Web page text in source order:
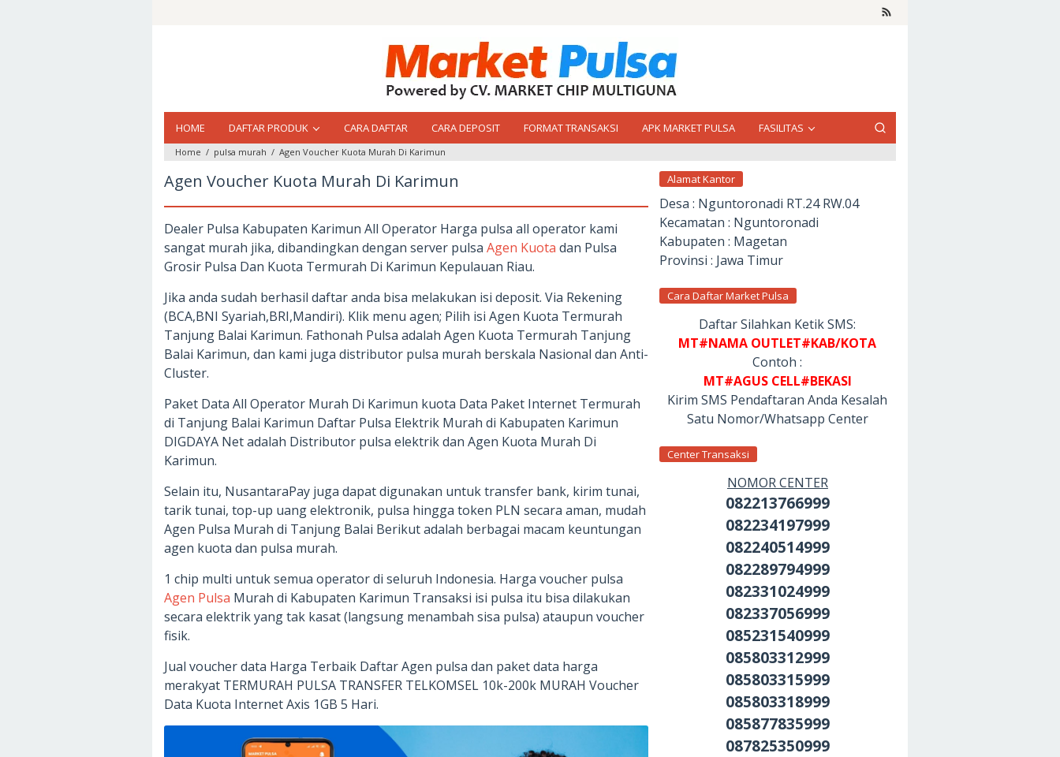
HOME DAFTAR PRODUK CARA DAFTAR CARA DEPOSIT FORMAT TRANSAKSI APK MARKET PULSA FASILITAS
Home / pulsa murah / Agen Voucher Kuota Murah Di Karimun
Agen Voucher Kuota Murah Di Karimun
Dealer Pulsa Kabupaten Karimun All Operator Harga pulsa all operator kami
sangat murah jika, dibandingkan dengan server pulsa Agen Kuota dan Pulsa
Grosir Pulsa Dan Kuota Termurah Di Karimun Kepulauan Riau.
Jika anda sudah berhasil daftar anda bisa melakukan isi deposit. Via Rekening
(BCA,BNI Syariah,BRI,Mandiri). Klik menu agen; Pilih isi Agen Kuota Termurah
Tanjung Balai Karimun. Fathonah Pulsa adalah Agen Kuota Termurah Tanjung
Balai Karimun, dan kami juga distributor pulsa murah berskala Nasional dan Anti-
Cluster.
Paket Data All Operator Murah Di Karimun kuota Data Paket Internet Termurah
di Tanjung Balai Karimun Daftar Pulsa Elektrik Murah di Kabupaten Karimun
DIGDAYA Net adalah Distributor pulsa elektrik dan Agen Kuota Murah Di
Karimun.
Selain itu, NusantaraPay juga dapat digunakan untuk transfer bank, kirim tunai,
tarik tunai, top-up uang elektronik, pulsa hingga token PLN secara aman, mudah
Agen Pulsa Murah di Tanjung Balai Berikut adalah berbagai macam keuntungan
agen kuota dan pulsa murah.
1 chip multi untuk semua operator di seluruh Indonesia. Harga voucher pulsa
Agen Pulsa Murah di Kabupaten Karimun Transaksi isi pulsa itu bisa dilakukan
secara elektrik yang tak kasat (langsung menambah sisa pulsa) ataupun voucher
fisik.
Jual voucher data Harga Terbaik Daftar Agen pulsa dan paket data harga
merakyat TERMURAH PULSA TRANSFER TELKOMSEL 10k-200k MURAH Voucher
Data Kuota Internet Axis 1GB 5 Hari.
Alamat Kantor
Desa : Nguntoronadi RT.24 RW.04
Kecamatan : Nguntoronadi
Kabupaten : Magetan
Provinsi : Jawa Timur
Cara Daftar Market Pulsa
Daftar Silahkan Ketik SMS:
MT#NAMA OUTLET#KAB/KOTA
Contoh :
MT#AGUS CELL#BEKASI
Kirim SMS Pendaftaran Anda Kesalah
Satu Nomor/Whatsapp Center
Center Transaksi
NOMOR CENTER
082213766999
082234197999
082240514999
082289794999
082331024999
082337056999
085231540999
085803312999
085803315999
085803318999
085877835999
087825350999